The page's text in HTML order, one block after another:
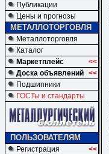
Публикации
Цены и прогнозы
МЕТАЛЛОТОРГОВЛЯ
Металлоторговля
Каталог
Маркетплейс
<<
Доска объявлений <<
Подшипники
ГОСТы и стандарты
ПОЛЬЗОВАТЕЛЯМ
Регистрация
<<